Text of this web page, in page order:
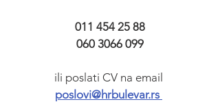
011 454 25 88
060 3066 099
ili poslati CV na email
poslovi@hrbulevar.rs